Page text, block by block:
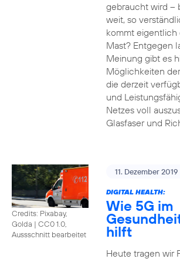
gebraucht wird –
weit, so
kommt eigentlich
Mast? Entgegen
Meinung gibt es
Möglichkeiten
die derzeit
und
Netzes voll
Glasfaser und
Credits: Pixabay,
Golda | CC0 1.0,
Aussschnitt bearbeitet
11. Dezember 2019
DIGITAL HEALTH:
Wie 5G im
hilft
Heute tragen wir